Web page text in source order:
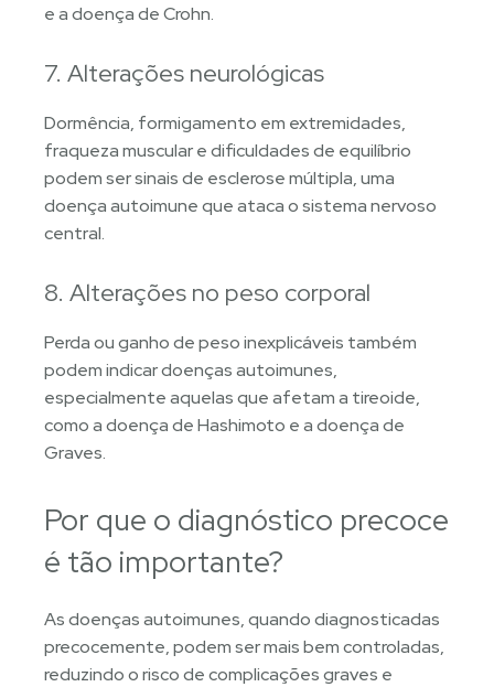
e a doença de Crohn.
7. Alterações neurológicas
Dormência, formigamento em extremidades,
fraqueza muscular e dificuldades de equilíbrio
podem ser sinais de esclerose múltipla, uma
doença autoimune que ataca o sistema nervoso
central.
8. Alterações no peso corporal
Perda ou ganho de peso inexplicáveis também
podem indicar doenças autoimunes,
especialmente aquelas que afetam a tireoide,
como a doença de Hashimoto e a doença de
Graves.
Por que o diagnóstico precoce
é tão importante?
As doenças autoimunes, quando diagnosticadas
precocemente, podem ser mais bem controladas,
reduzindo o risco de complicações graves e